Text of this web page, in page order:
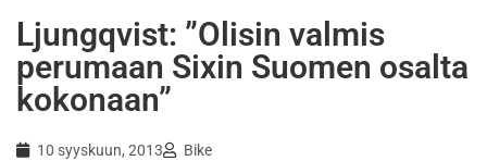
Ljungqvist: ”Olisin valmis
perumaan Sixin Suomen osalta
kokonaan”
10 syyskuun, 2013 Bike